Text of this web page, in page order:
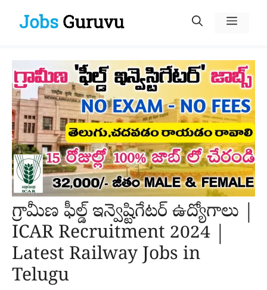
Menu
గ్రామీణ ఫీల్డ్ ఇన్వెష్టిగేటర్ ఉద్యోగాలు |
ICAR Recruitment 2024 |
Latest Railway Jobs in
Telugu